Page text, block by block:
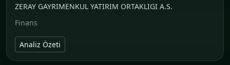
ZERAY GAYRIMENKUL YATIRIM ORTAKLIGI A.S.
Finans
Analiz Özeti